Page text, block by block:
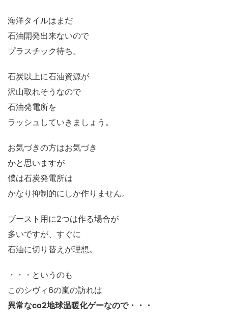
海洋タイルはまだ
石油開発出来ないので
プラスチック待ち。
石炭以上に石油資源が
沢山取れそうなので
石油発電所を
ラッシュしていきましょう。
お気づきの方はお気づき
かと思いますが
僕は石炭発電所は
かなり抑制的にしか作りません。
ブースト用に2つは作る場合が
多いですが、すぐに
石油に切り替えが理想。
・・・というのも
このシヴィ6の嵐の訪れは
異常なco2地球温暖化ゲーなので・・・